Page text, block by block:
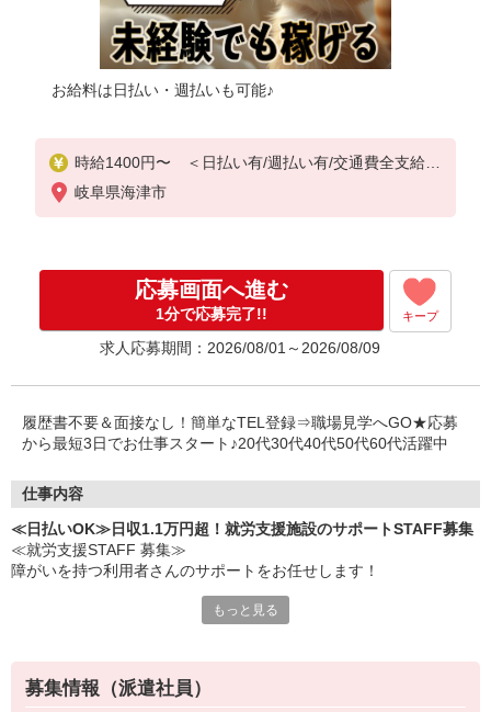
お給料は日払い・週払いも可能♪
時給1400円〜 ＜日払い有/週払い有/交通費全支給(
ガソリン代含む)＞
岐阜県海津市
応募画面へ進む
1分で応募完了!! キープ
求人応募期間：2026/08/01～2026/08/09
履歴書不要＆面接なし！簡単なTEL登録⇒職場見学へGO★応募
から最短3日でお仕事スタート♪20代30代40代50代60代活躍中
仕事内容
≪日払いOK≫日収1.1万円超！就労支援施設のサポートSTAFF募集
≪就労支援STAFF 募集≫
障がいを持つ利用者さんのサポートをお任せします！
・生活支援（少しの介助あり） など
もっと見る
募集情報（派遣社員）